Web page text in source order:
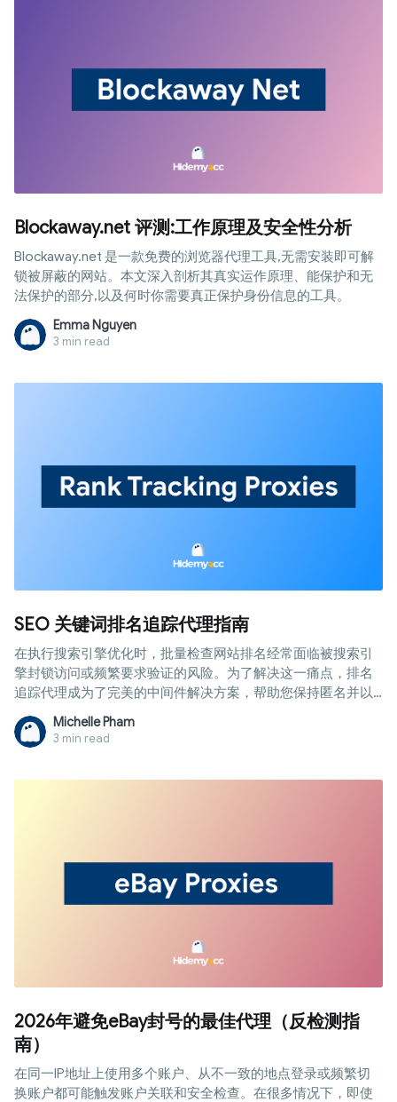
Blockaway.net 评测:工作原理及安全性分析
Blockaway.net 是一款免费的浏览器代理工具,无需安装即可解
锁被屏蔽的网站。本文深入剖析其真实运作原理、能保护和无
法保护的部分,以及何时你需要真正保护身份信息的工具。
Emma Nguyen
3 min read
SEO 关键词排名追踪代理指南
在执行搜索引擎优化时，批量检查网站排名经常面临被搜索引
擎封锁访问或频繁要求验证的风险。为了解决这一痛点，排名
追踪代理成为了完美的中间件解决方案，帮助您保持匿名并以
最安全、最客观的方式收集数据。阅读本文，详细了解该系统
的工作原理、分类以及高效配置的步骤，助您有效避免不必要
的错误。
Michelle Pham
3 min read
2026年避免eBay封号的最佳代理（反检测指
南）
在同一IP地址上使用多个账户、从不一致的地点登录或频繁切
换账户都可能触发账户关联和安全检查。在很多情况下，即使